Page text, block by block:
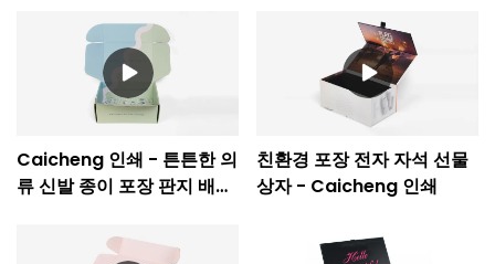
Caicheng 인쇄
Caicheng 인쇄 - 튼튼한 의
류 신발 종이 포장 판지 배송
친환경 포장 전자 자석 선물
상자 - Caicheng 인쇄